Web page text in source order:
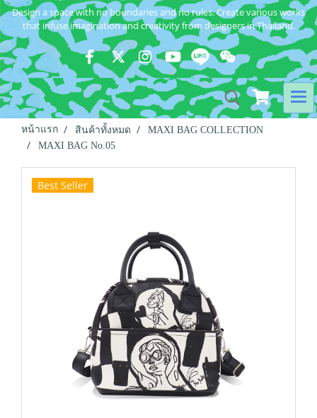
Design a space with no boundaries and no rules. Create various works
that infuse imagination and creativity from designers in Thailand.
หน้าแรก สินค้าทั้งหมด
MAXI BAG COLLECTION
MAXI BAG No.05
Best Seller